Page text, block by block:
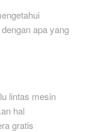
apa yang
lintas mesin
hal
gratis